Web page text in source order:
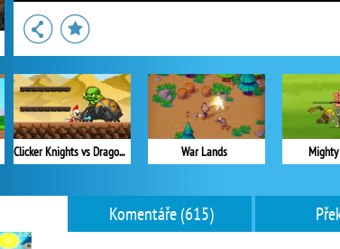
Clicker Knights vs Dragons War Lands
Komentáře (615)